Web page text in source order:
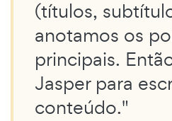
(títulos,
anotamos os
principais.
Jasper para
conteúdo."